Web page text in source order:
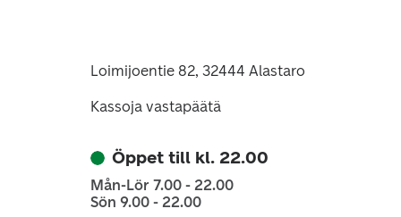
Loimijoentie 82, 32444 Alastaro
Kassoja vastapäätä
Öppet till kl. 22.00
Mån-Lör 7.00 - 22.00
Sön 9.00 - 22.00